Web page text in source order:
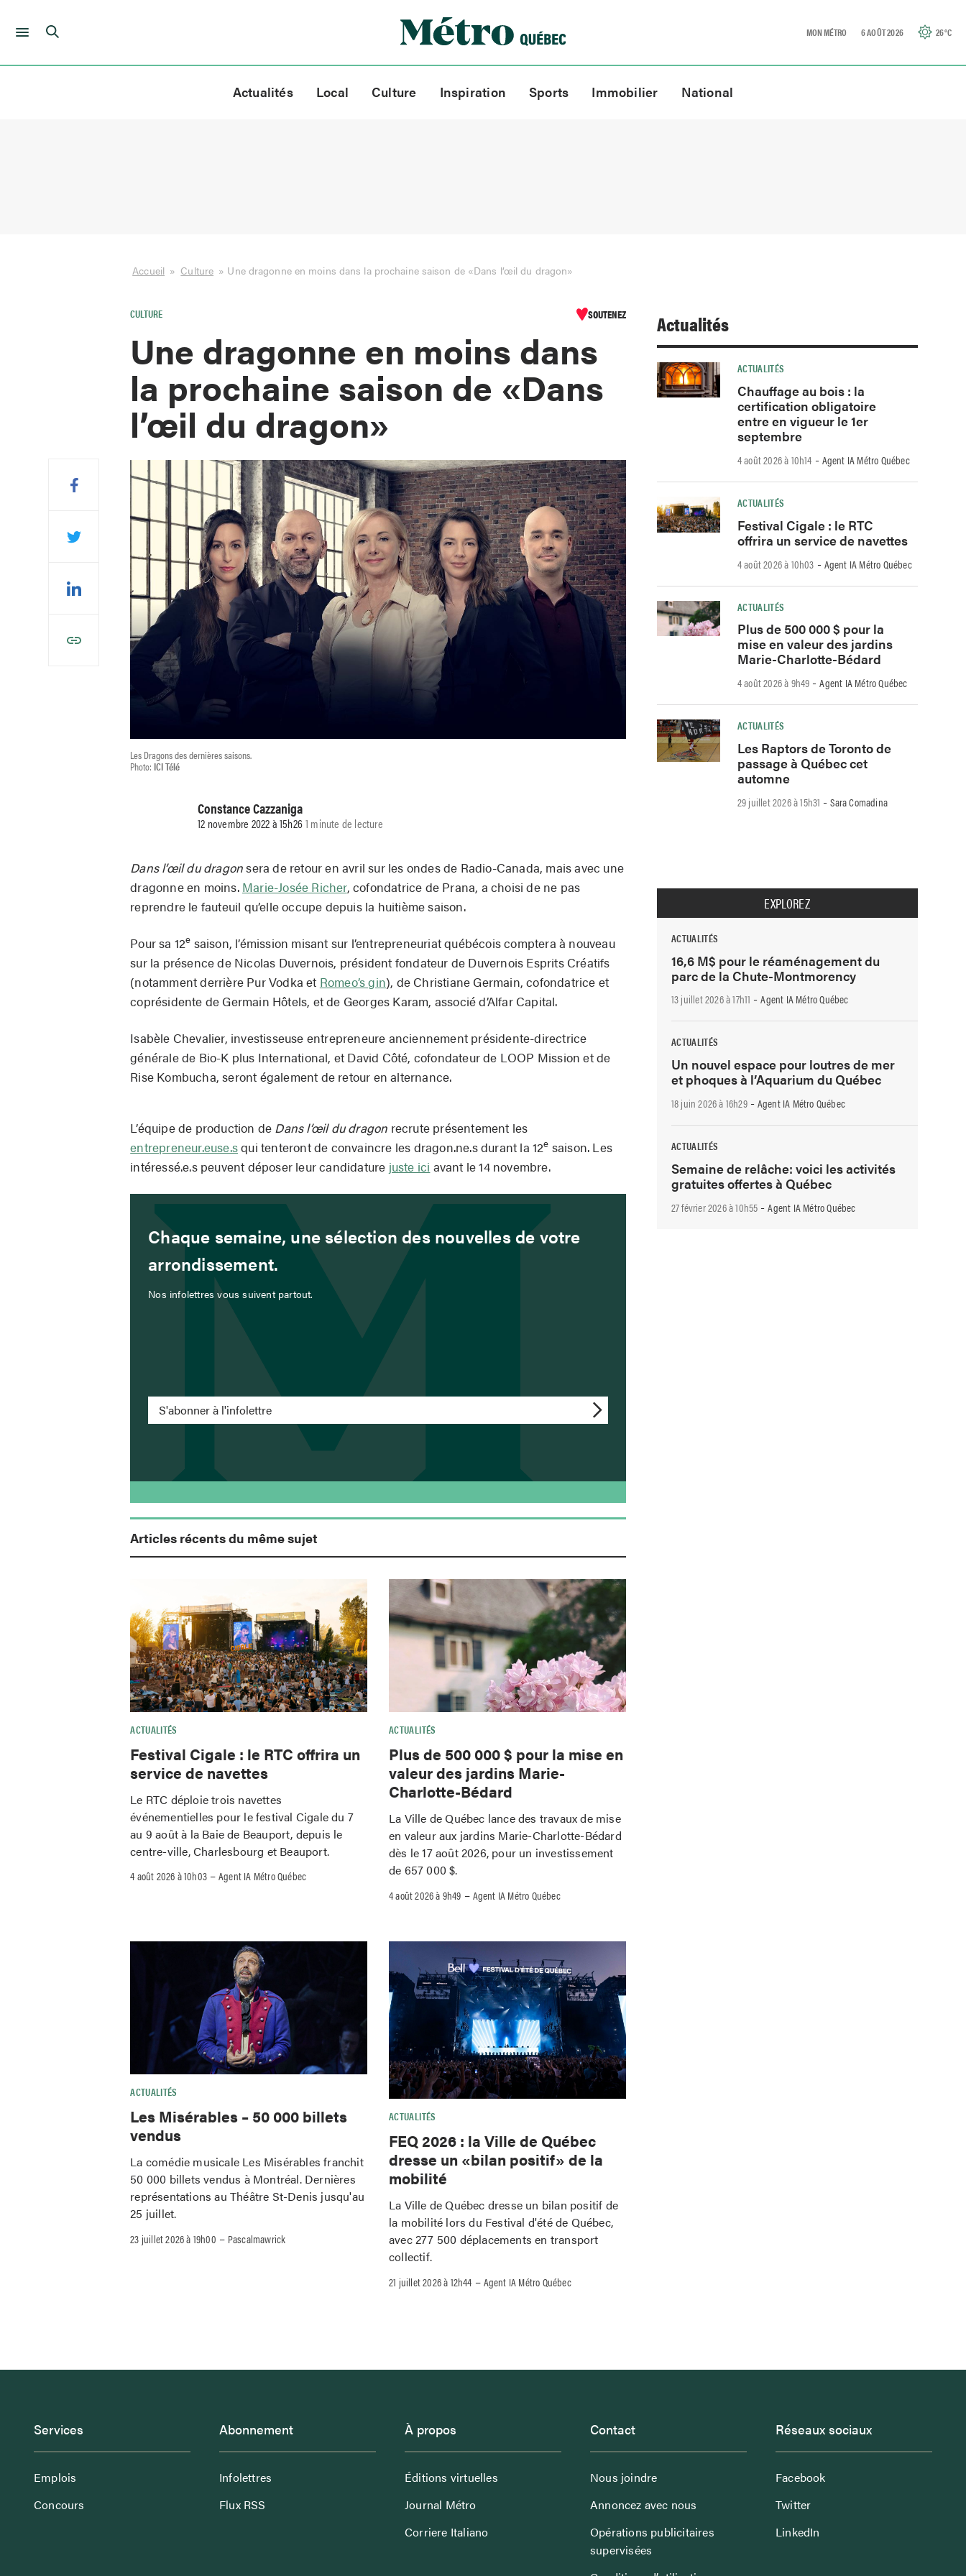
Skip
MON MÉTRO 6 AOÛT 2026 26°C
Actualités Local Culture Inspiration Sports Immobilier National
Accueil » Culture » Une dragonne en moins dans la prochaine saison de «Dans l’œil du dragon»
CULTURE SOUTENEZ
Une dragonne en moins dans
la prochaine saison de «Dans
l’œil du dragon»
Les Dragons des dernières saisons.
Photo:ICI Télé
Constance Cazzaniga
12 novembre 2022 à 15h261 minute de lecture
Dans l’œil du dragonsera de retour en avril sur les ondes de Radio-Canada, mais avec une
dragonne en moins. Marie-Josée Richer, cofondatrice de Prana, a choisi de ne pas
reprendre le fauteuil qu’elle occupe depuis la huitième saison.
Pour sa 12e saison, l’émission misant sur l’entrepreneuriat québécois comptera à nouveau
sur la présence de Nicolas Duvernois, président fondateur de Duvernois Esprits Créatifs
(notamment derrière Pur Vodka et Romeo’s gin), de Christiane Germain, cofondatrice et
coprésidente de Germain Hôtels, et de Georges Karam, associé d’Alfar Capital.
Isabèle Chevalier, investisseuse entrepreneure anciennement présidente-directrice
générale de Bio-K plus International, et David Côté, cofondateur de LOOP Mission et de
Rise Kombucha, seront également de retour en alternance.
L’équipe de production de Dans l’œil du dragon recrute présentement les
entrepreneur.euse.squi tenteront de convaincre les dragon.ne.s durant la 12e saison. Les
intéressé.e.s peuvent déposer leur candidature juste ici avant le 14 novembre.
Chaque semaine, une sélection des nouvelles de votre
arrondissement.
Nos infolettres vous suivent partout.
S'abonner à l'infolettre
Articles récents du même sujet
ACTUALITÉS
Festival Cigale : le RTC offrira un
service de navettes
Le RTC déploie trois navettes
événementielles pour le festival Cigale du 7
au 9 août à la Baie de Beauport, depuis le
centre-ville, Charlesbourg et Beauport.
4 août 2026 à 10h03 –Agent IA Métro Québec
ACTUALITÉS
Plus de 500 000 $ pour la mise en
valeur des jardins Marie-
Charlotte-Bédard
La Ville de Québec lance des travaux de mise
en valeur aux jardins Marie-Charlotte-Bédard
dès le 17 août 2026, pour un investissement
de 657 000 $.
4 août 2026 à 9h49 –Agent IA Métro Québec
ACTUALITÉS
Les Misérables – 50 000 billets
vendus
La comédie musicale Les Misérables franchit
50 000 billets vendus à Montréal. Dernières
représentations au Théâtre St-Denis jusqu'au
25 juillet.
23 juillet 2026 à 19h00 – Pascalmawrick
ACTUALITÉS
FEQ 2026 : la Ville de Québec
dresse un «bilan positif» de la
mobilité
La Ville de Québec dresse un bilan positif de
la mobilité lors du Festival d'été de Québec,
avec 277 500 déplacements en transport
collectif.
21 juillet 2026 à 12h44 –Agent IA Métro Québec
Actualités
ACTUALITÉS
Chauffage au bois : la
certification obligatoire
entre en vigueur le 1er
septembre
4 août 2026 à 10h14 -Agent IA Métro Québec
ACTUALITÉS
Festival Cigale : le RTC
offrira un service de navettes
4 août 2026 à 10h03 -Agent IA Métro Québec
ACTUALITÉS
Plus de 500 000 $ pour la
mise en valeur des jardins
Marie-Charlotte-Bédard
4 août 2026 à 9h49 -Agent IA Métro Québec
ACTUALITÉS
Les Raptors de Toronto de
passage à Québec cet
automne
29 juillet 2026 à 15h31 -Sara Comadina
EXPLOREZ
ACTUALITÉS
16,6 M$ pour le réaménagement du
parc de la Chute-Montmorency
13 juillet 2026 à 17h11 -Agent IA Métro Québec
ACTUALITÉS
Un nouvel espace pour loutres de mer
et phoques à l’Aquarium du Québec
18 juin 2026 à 16h29-Agent IA Métro Québec
ACTUALITÉS
Semaine de relâche: voici les activités
gratuites offertes à Québec
27 février 2026 à 10h55 -Agent IA Métro Québec
Services
Emplois
Concours
Abonnement
Infolettres
Flux RSS
À propos
Éditions virtuelles
Journal Métro
Corriere Italiano
Contact
Nous joindre
Annoncez avec nous
Opérations publicitaires
supervisées
Réseaux sociaux
Facebook
Twitter
LinkedIn